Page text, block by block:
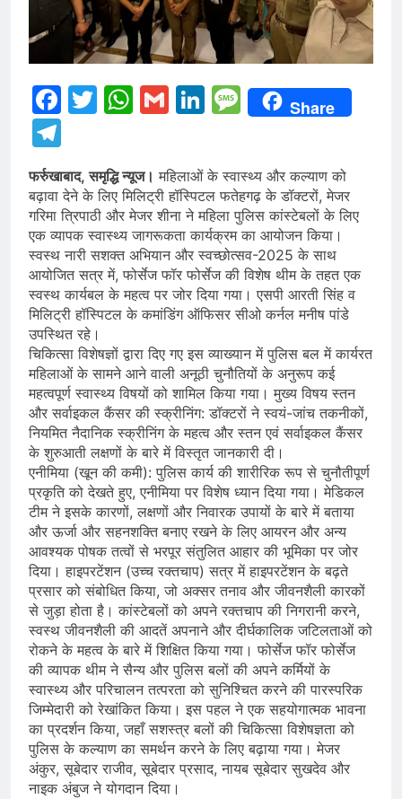
Facebook
Twitter
WhatsApp
GmailLinkedIn
Message
Share
फर्रुखाबाद, समृद्धि न्यूज। महिलाओं के स्वास्थ्य और कल्याण को
बढ़ावा देने के लिए मिलिट्री हॉस्पिटल फतेहगढ़ के डॉक्टरों, मेजर
गरिमा त्रिपाठी और मेजर शीना ने महिला पुलिस कांस्टेबलों के लिए
एक व्यापक स्वास्थ्य जागरूकता कार्यक्रम का आयोजन किया।
स्वस्थ नारी सशक्त अभियान और स्वच्छोत्सव-2025 के साथ
आयोजित सत्र में, फोर्सेज फॉर फोर्सेज की विशेष थीम के तहत एक
स्वस्थ कार्यबल के महत्व पर जोर दिया गया। एसपी आरती सिंह व
मिलिट्री हॉस्पिटल के कमांडिंग ऑफिसर सीओ कर्नल मनीष पांडे
उपस्थित रहे।
चिकित्सा विशेषज्ञों द्वारा दिए गए इस व्याख्यान में पुलिस बल में कार्यरत
महिलाओं के सामने आने वाली अनूठी चुनौतियों के अनुरूप कई
महत्वपूर्ण स्वास्थ्य विषयों को शामिल किया गया। मुख्य विषय स्तन
और सर्वाइकल कैंसर की स्क्रीनिंग: डॉक्टरों ने स्वयं-जांच तकनीकों,
नियमित नैदानिक स्क्रीनिंग के महत्व और स्तन एवं सर्वाइकल कैंसर
के शुरुआती लक्षणों के बारे में विस्तृत जानकारी दी।
एनीमिया (खून की कमी): पुलिस कार्य की शारीरिक रूप से चुनौतीपूर्ण
प्रकृति को देखते हुए, एनीमिया पर विशेष ध्यान दिया गया। मेडिकल
टीम ने इसके कारणों, लक्षणों और निवारक उपायों के बारे में बताया
और ऊर्जा और सहनशक्ति बनाए रखने के लिए आयरन और अन्य
आवश्यक पोषक तत्वों से भरपूर संतुलित आहार की भूमिका पर जोर
दिया। हाइपरटेंशन (उच्च रक्तचाप) सत्र में हाइपरटेंशन के बढ़ते
प्रसार को संबोधित किया, जो अक्सर तनाव और जीवनशैली कारकों
से जुड़ा होता है। कांस्टेबलों को अपने रक्तचाप की निगरानी करने,
स्वस्थ जीवनशैली की आदतें अपनाने और दीर्घकालिक जटिलताओं को
रोकने के महत्व के बारे में शिक्षित किया गया। फोर्सेज फॉर फोर्सेज
की व्यापक थीम ने सैन्य और पुलिस बलों की अपने कर्मियों के
स्वास्थ्य और परिचालन तत्परता को सुनिश्चित करने की पारस्परिक
जिम्मेदारी को रेखांकित किया। इस पहल ने एक सहयोगात्मक भावना
का प्रदर्शन किया, जहाँ सशस्त्र बलों की चिकित्सा विशेषज्ञता को
पुलिस के कल्याण का समर्थन करने के लिए बढ़ाया गया। मेजर
अंकुर, सूबेदार राजीव, सूबेदार प्रसाद, नायब सूबेदार सुखदेव और
नाइक अंबुज ने योगदान दिया।